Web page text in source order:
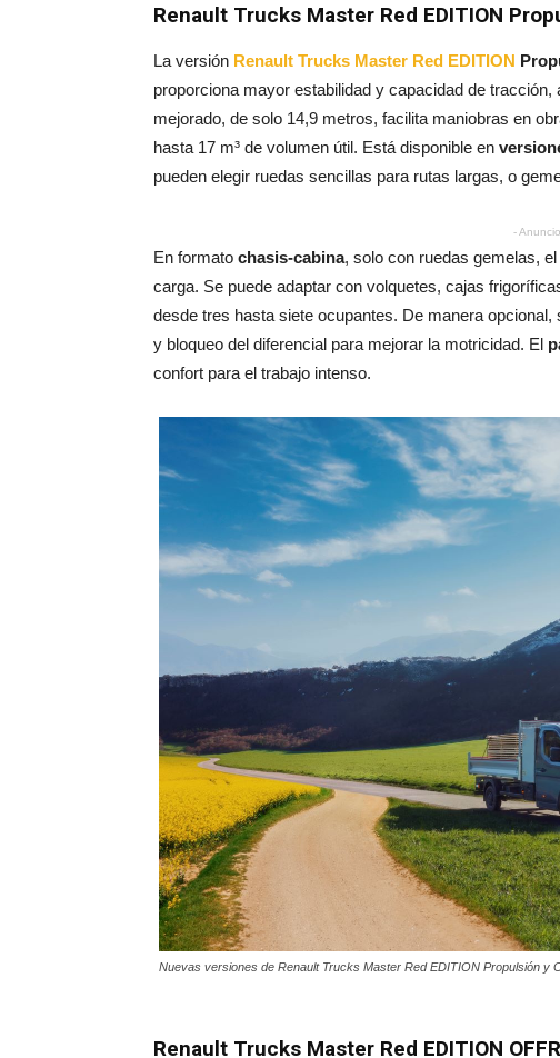
Renault Trucks Master Red EDITION
La versión Renault Trucks Master Red EDITION
proporciona mayor estabilidad y capacidad de
mejorado, de solo 14,9 metros, facilita maniobras en
hasta 17 m³ de volumen útil. Está disponible en
pueden elegir ruedas sencillas para rutas largas, o
-
En formato chasis-cabina, solo con ruedas gemelas,
carga. Se puede adaptar con volquetes, cajas
desde tres hasta siete ocupantes. De manera
y bloqueo del diferencial para mejorar la motricidad. El
confort para el trabajo intenso.
Nuevas versiones de Renault Trucks Master Red EDITION Propulsión y
Renault Trucks Master Red EDITION